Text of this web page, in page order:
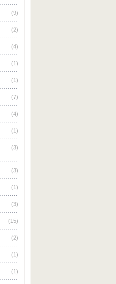
(9)
(2)
(4)
(1)
(1)
(7)
(4)
(1)
(3)
(3)
(1)
(3)
(15)
(2)
(1)
(1)